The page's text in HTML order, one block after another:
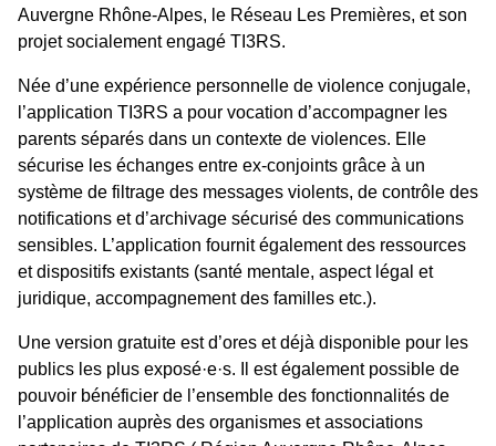
Auvergne Rhône-Alpes, le Réseau Les Premières, et son
projet socialement engagé TI3RS.
Née d’une expérience personnelle de violence conjugale,
l’application TI3RS a pour vocation d’accompagner les
parents séparés dans un contexte de violences. Elle
sécurise les échanges entre ex-conjoints grâce à un
système de filtrage des messages violents, de contrôle des
notifications et d’archivage sécurisé des communications
sensibles. L’application fournit également des ressources
et dispositifs existants (santé mentale, aspect légal et
juridique, accompagnement des familles etc.).
Une version gratuite est d’ores et déjà disponible pour les
publics les plus exposé·e·s. Il est également possible de
pouvoir bénéficier de l’ensemble des fonctionnalités de
l’application auprès des organismes et associations